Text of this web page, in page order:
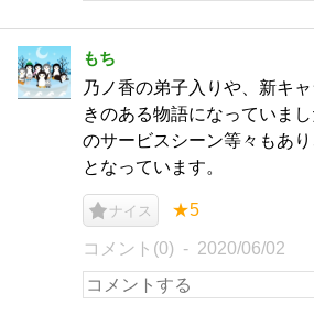
もち
乃ノ香の弟子入りや、新キ
きのある物語になっていま
のサービスシーン等々もあ
となっています。
ナイス ★5
コメント(0) 2020/06/02